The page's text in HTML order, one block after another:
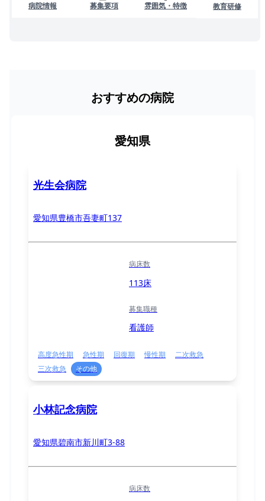
病院情報 募集要項 雰囲気・特徴 教育研修
おすすめの病院
愛知県
光生会病院
愛知県豊橋市吾妻町137
病床数
113床
募集職種
看護師
高度急性期 急性期 回復期 慢性期
二次救急
三次救急
その他
小林記念病院
愛知県碧南市新川町3-88
病床数